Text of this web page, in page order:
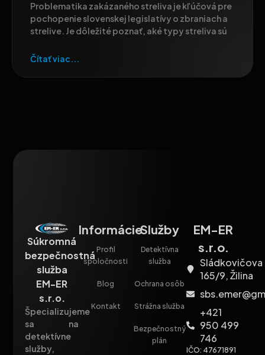
Problematika zakázaného streliva je kľúčová pre
pochopenie slovenskej legislatívy o zbraniach a
strelive. Je dôležité poznať, aké typy streliva sú
Čítať viac...
Súkromná
bezpečnostná
služba
EM-ER
s.r.o.
Špecializujeme
sa na
detektívne
služby,
Informácie
Profil
spoločnosti
Blog
Kontakt
Služby
Detektívna
služba
Ochrana osôb
Strážna služba
Bezpečnostný
plán
EM-ER
s.r.o.
Sládkovičova
165/9, Žilina
+421
950 499
746
IČO: 47671891